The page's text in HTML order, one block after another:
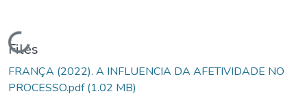
Loading...
Files
FRANÇA (2022). A INFLUENCIA DA AFETIVIDADE NO
PROCESSO.pdf(1.02 MB)